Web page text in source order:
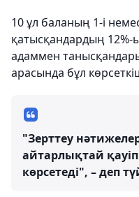
10 ұл баланың 1-і
қатысқандардың
адаммен
арасында бұл
"Зерттеу
айтарлықтай
көрсетеді", – деп